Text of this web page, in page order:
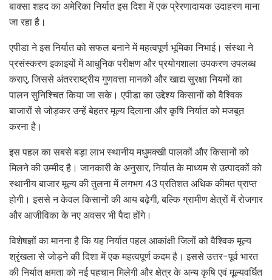
बाक्सा शहद का अमेरिका निर्यात इस दिशा में एक प्रेरणादायक उदाहरण माना
जा रहा है।
एपीडा ने इस निर्यात को सफल बनाने में महत्वपूर्ण भूमिका निभाई। संस्था ने
प्रसंस्करण इकाइयों में आधुनिक परीक्षण और प्रयोगशाला उपकरण उपलब्ध
कराए, जिससे अंतरराष्ट्रीय गुणवत्ता मानकों और खाद्य सुरक्षा नियमों का
पालन सुनिश्चित किया जा सके। एपीडा का उद्देश्य किसानों को वैश्विक
बाजारों से जोड़कर उन्हें बेहतर मूल्य दिलाना और कृषि निर्यात को मजबूत
करना है।
इस पहल का सबसे बड़ा लाभ स्थानीय मधुमक्खी पालकों और किसानों को
मिलने की उम्मीद है। जानकारी के अनुसार, निर्यात के माध्यम से उत्पादकों को
स्थानीय बाजार मूल्य की तुलना में लगभग 43 प्रतिशत अधिक कीमत प्राप्त
होगी। इससे न केवल किसानों की आय बढ़ेगी, बल्कि ग्रामीण क्षेत्रों में रोजगार
और आजीविका के नए अवसर भी पैदा होंगे।
विशेषज्ञों का मानना है कि यह निर्यात पहल आकांक्षी जिलों को वैश्विक मूल्य
श्रृंखला से जोड़ने की दिशा में एक महत्वपूर्ण कदम है। इससे उत्तर-पूर्व भारत
की निर्यात क्षमता को नई पहचान मिलेगी और क्षेत्र के अन्य कृषि एवं मूल्यवर्धित